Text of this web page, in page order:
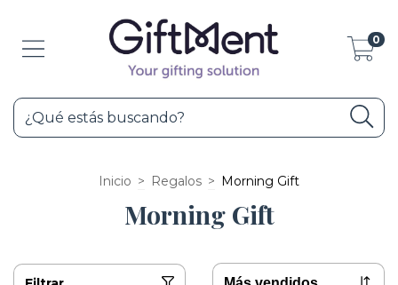
0
Inicio > Regalos > Morning Gift
Morning Gift